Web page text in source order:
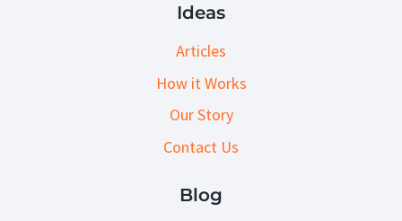
Ideas
Articles
How it Works
Our Story
Contact Us
Blog